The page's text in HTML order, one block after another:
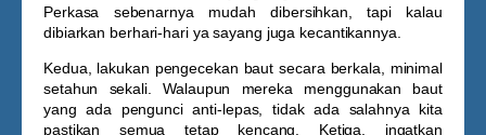
Perkasa sebenarnya mudah dibersihkan, tapi kalau
dibiarkan berhari-hari ya sayang juga kecantikannya.
Kedua, lakukan pengecekan baut secara berkala, minimal
setahun sekali. Walaupun mereka menggunakan baut
yang ada pengunci anti-lepas, tidak ada salahnya kita
pastikan semua tetap kencang. Ketiga, ingatkan